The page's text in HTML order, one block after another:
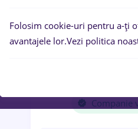
Companie
Folosim cookie-uri pentru a-ți
avantajele lor.Vezi politica